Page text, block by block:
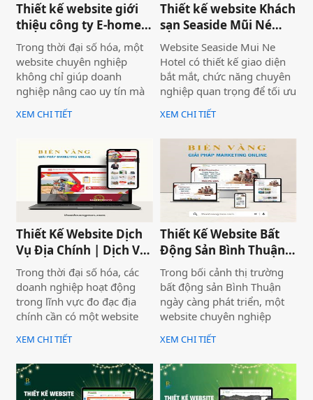
Thiết kế website giới
thiệu công ty E-home
Bình Thuận
Trong thời đại số hóa, một
website chuyên nghiệp
không chỉ giúp doanh
nghiệp nâng cao uy tín mà
còn là công cụ tiếp cận
khách hàng hiệu quả. Dịch
thiệu công ty mang đến giải
pháp tối ưu, giúp doanh
nghiệp thể hiện thương
hiệu một cách ấn tượng và
chuyên nghiệp trên môi
XEM CHI TIẾT
Thiết kế website Khách
sạn Seaside Mũi Né
chuyên nghiệp
Website Seaside Mui Ne
Hotel có thiết kế giao diện
bắt mắt, chức năng chuyên
nghiệp quan trọng để tối ưu
trải nghiệm người dùng và
hỗ trợ hoạt động kinh
doanh hiệu quả.Một
website chuyên nghiệp
không chỉ giúp bạn tiếp cận
nhiều khách hàng hơn mà
còn nâng cao uy tín thương
hiệu, tạo lợi thế cạnh tranh
trên thị trường.
XEM CHI TIẾT
Thiết Kế Website Dịch
Vụ Địa Chính | Dịch Vụ
Địa Chính Toàn Quốc
Trong thời đại số hóa, các
doanh nghiệp hoạt động
trong lĩnh vực đo đạc địa
chính cần có một website
chuyên nghiệp để nâng cao
uy tín và thu hút khách
hàng. Thiết Kế Website Biển
Vàng cung cấp giải pháp
thiết kế website đo đạc địa
XEM CHI TIẾT
Thiết Kế Website Bất
Động Sản Bình Thuận
Land
Trong bối cảnh thị trường
bất động sản Bình Thuận
ngày càng phát triển, một
website chuyên nghiệp
không chỉ giúp doanh
nghiệp nâng cao thương
hiệu mà còn thu hút khách
hàng tiềm năng. Thiết Kế
Website Biển Vàng mang
XEM CHI TIẾT